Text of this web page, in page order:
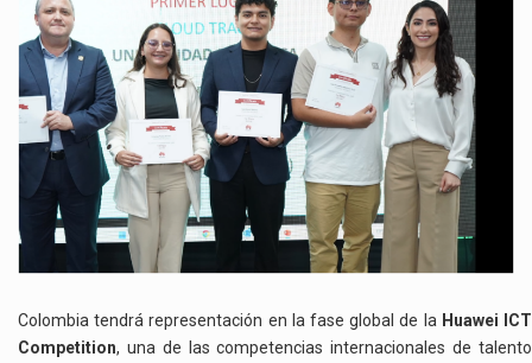
A
CHINA
PARA
REPRESENTAR
AL
PAÍS
LA
HUAWEI
COMPETITION
Colombia tendrá representación en la fase global de la Huawei ICT
Competition, una de las competencias internacionales de talento